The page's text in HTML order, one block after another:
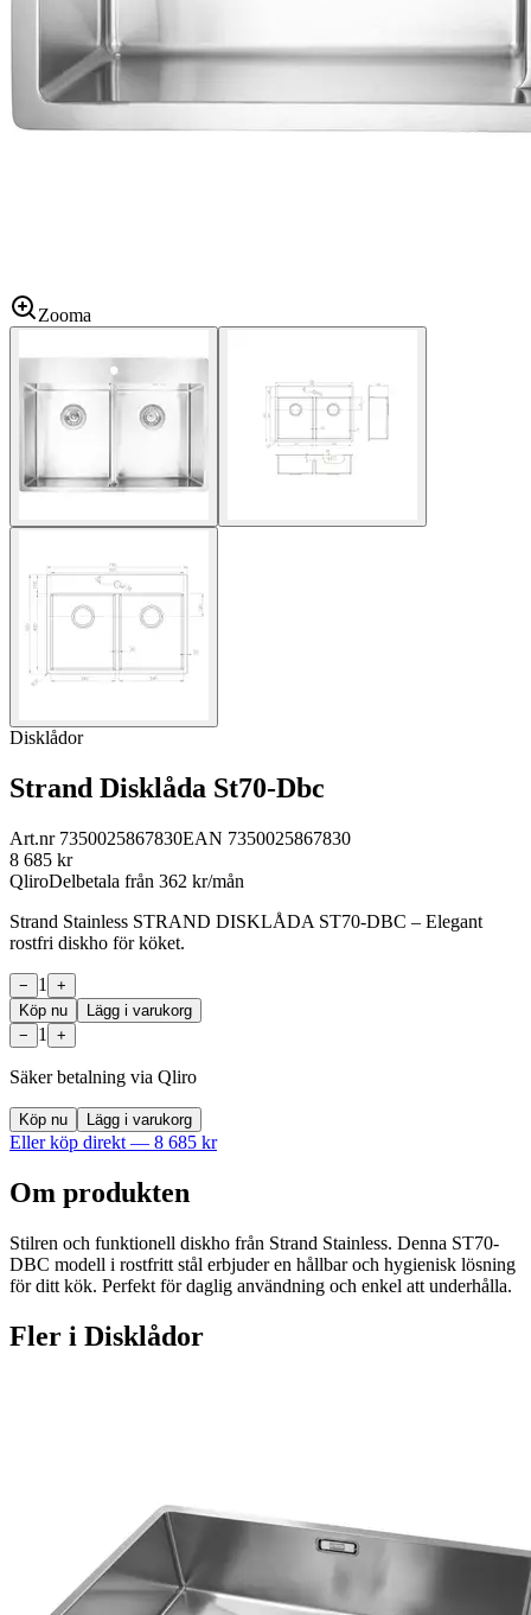
Zooma
Disklådor
Strand Disklåda St70-Dbc
Art.nr 7350025867830EAN 7350025867830
8 685 kr
QliroDelbetala från 362 kr/mån
Strand Stainless STRAND DISKLÅDA ST70-DBC – Elegant
rostfri diskho för köket.
− 1
+
Köp nu
Lägg i varukorg
−
1 +
Säker betalning via Qliro
Köp nu Lägg i varukorg
Eller köp direkt — 8 685 kr
Om produkten
Stilren och funktionell diskho från Strand Stainless. Denna ST70-
DBC modell i rostfritt stål erbjuder en hållbar och hygienisk lösning
för ditt kök. Perfekt för daglig användning och enkel att underhålla.
Fler i Disklådor